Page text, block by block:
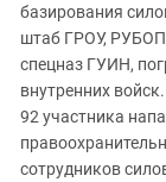
базирования
штаб ГРОУ,
спецназ ГУИН,
внутренних
92 участника
сотрудников